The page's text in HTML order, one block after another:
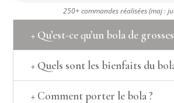
250+ commandes réalisées (maj :
+ Qu’est-ce qu’un bola de
+ Quels sont les bienfaits du
+ Comment porter le bola ?